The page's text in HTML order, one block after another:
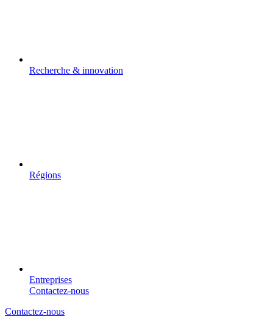
Recherche & innovation
Régions
Entreprises
Contactez-nous
Contactez-nous